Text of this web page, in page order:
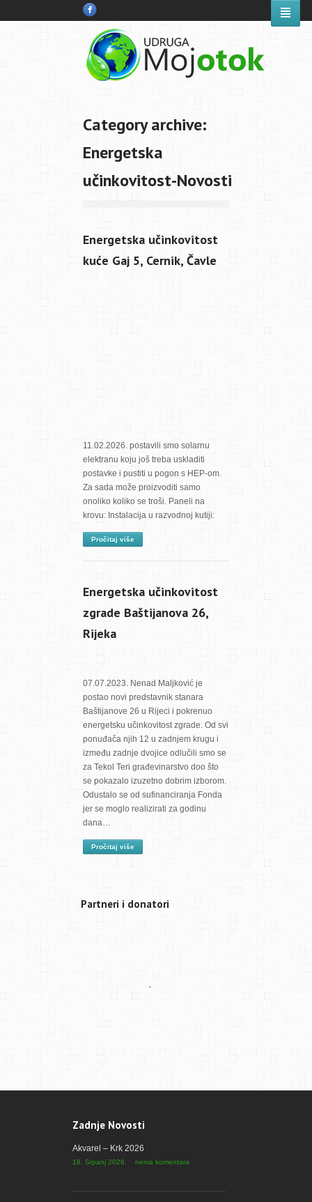
Category archive:
Energetska
učinkovitost-Novosti
Energetska učinkovitost
kuće Gaj 5, Cernik, Čavle
11.02.2026. postavili smo solarnu
elektranu koju još treba uskladiti
postavke i pustiti u pogon s HEP-om.
Za sada može proizvoditi samo
onoliko koliko se troši. Paneli na
krovu: Instalacija u razvodnoj kutiji:
Pročitaj više
Energetska učinkovitost
zgrade Baštijanova 26,
Rijeka
07.07.2023. Nenad Maljković je
postao novi predstavnik stanara
Baštijanove 26 u Rijeci i pokrenuo
energetsku učinkovitost zgrade. Od svi
ponuđača njih 12 u zadnjem krugu i
između zadnje dvojice odlučili smo se
za Tekol Teri građevinarstvo doo što
se pokazalo izuzetno dobrim izborom.
Odustalo se od sufinanciranja Fonda
jer se moglo realizirati za godinu
dana…
Pročitaj više
Partneri i donatori
Zadnje Novosti
Akvarel – Krk 2026
18. Srpanj 2026. nema komentara